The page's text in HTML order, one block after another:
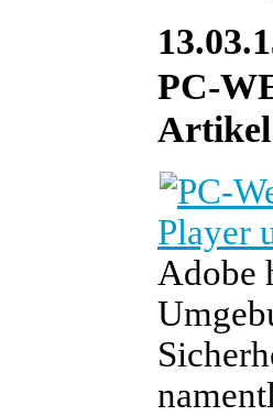
PC-
Artikel
Player
Adobe